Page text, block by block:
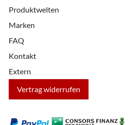
Produktwelten
Marken
FAQ
Kontakt
Extern
Vertrag widerrufen